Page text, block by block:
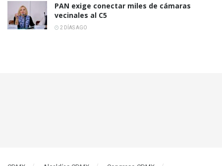
PAN exige conectar miles de cámaras
vecinales al C5
2 DÍAS AGO